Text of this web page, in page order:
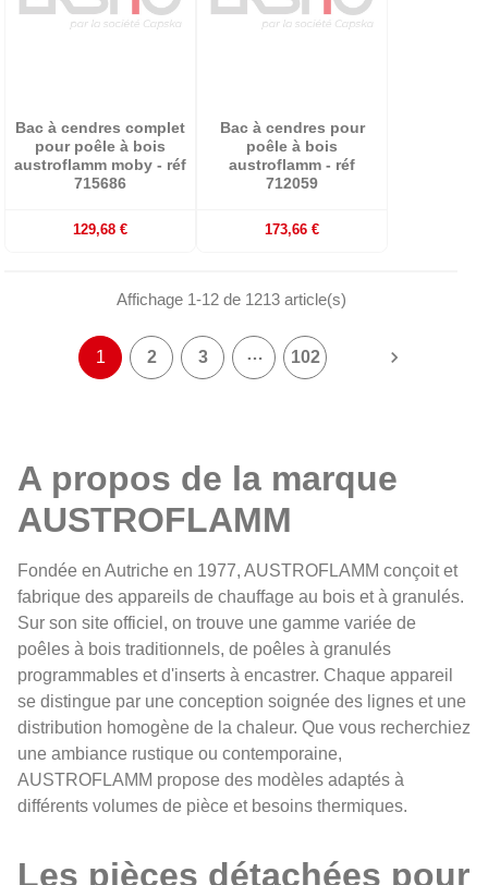
Bac à cendres complet
pour poêle à bois
austroflamm moby - réf
715686
129,68 €
Bac à cendres pour
poêle à bois
austroflamm - réf
712059
173,66 €
Affichage 1-12 de 1213 article(s)
1 2 3 … 102 
A propos de la marque
AUSTROFLAMM
Fondée en Autriche en 1977, AUSTROFLAMM conçoit et
fabrique des appareils de chauffage au bois et à granulés.
Sur son site officiel, on trouve une gamme variée de
poêles à bois traditionnels, de poêles à granulés
programmables et d'inserts à encastrer. Chaque appareil
se distingue par une conception soignée des lignes et une
distribution homogène de la chaleur. Que vous recherchiez
une ambiance rustique ou contemporaine,
AUSTROFLAMM propose des modèles adaptés à
différents volumes de pièce et besoins thermiques.
Les pièces détachées pour